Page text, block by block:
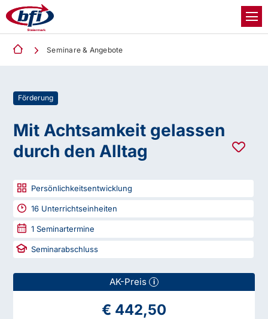
Seminare & Angebote
Förderung
Mit Achtsamkeit gelassen
durch den Alltag
Persönlichkeitsentwicklung
16 Unterrichtseinheiten
1 Seminartermine
Seminarabschluss
AK-Preis i
€ 442,50